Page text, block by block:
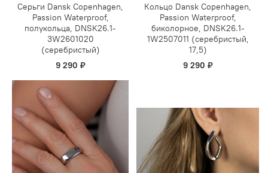
Серьги Dansk Copenhagen,
Passion Waterproof,
полукольца, DNSK26.1-
3W2601020
(серебристый)
9 290 ₽
Кольцо Dansk Copenhagen,
Passion Waterproof,
биколорное, DNSK26.1-
1W2507011 (серебристый,
17,5)
9 290 ₽